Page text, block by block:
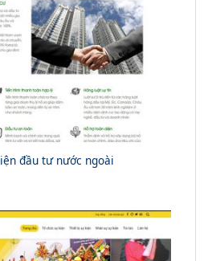
đầu tư nước ngoài